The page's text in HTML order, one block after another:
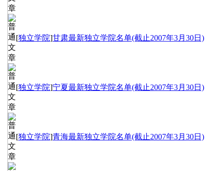
[独立学院]甘肃最新独立学院名单(截止2007年3月30日)
[独立学院]宁夏最新独立学院名单(截止2007年3月30日)
[独立学院]青海最新独立学院名单(截止2007年3月30日)